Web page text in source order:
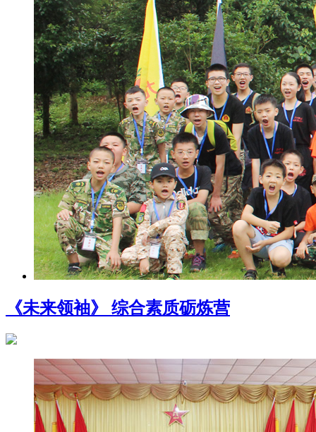
《未来领袖》 综合素质砺炼营